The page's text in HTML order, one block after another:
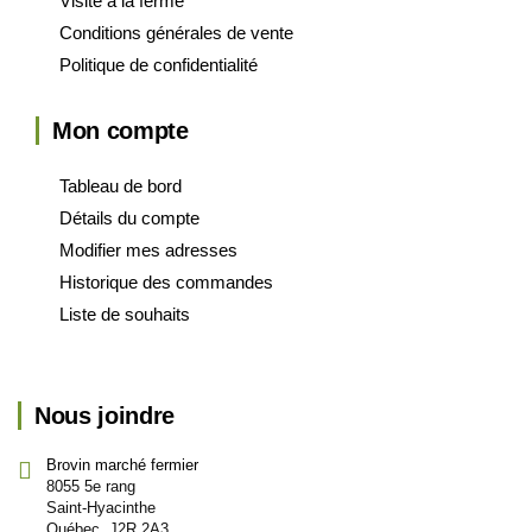
Conditions générales de vente
Politique de confidentialité
Mon compte
Tableau de bord
Détails du compte
Modifier mes adresses
Historique des commandes
Liste de souhaits
Nous joindre
Brovin marché fermier
8055 5e rang
Saint-Hyacinthe